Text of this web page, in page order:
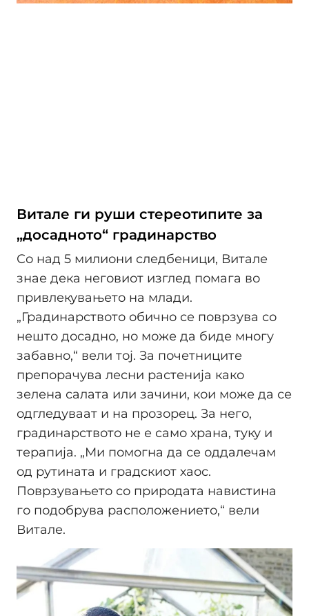
Витале ги руши стереотипите за
„досадното“ градинарство
Со над 5 милиони следбеници, Витале
знае дека неговиот изглед помага во
привлекувањето на млади.
„Градинарството обично се поврзува со
нешто досадно, но може да биде многу
забавно,“ вели тој. За почетниците
препорачува лесни растенија како
зелена салата или зачини, кои може да се
одгледуваат и на прозорец. За него,
градинарството не е само храна, туку и
терапија. „Ми помогна да се оддалечам
од рутината и градскиот хаос.
Поврзувањето со природата навистина
го подобрува расположението,“ вели
Витале.